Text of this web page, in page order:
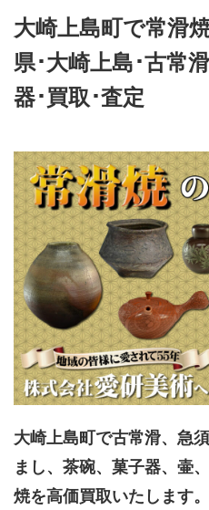
大崎上島町で常滑
県･大崎上島･古常
器･買取･査定
大崎上島町で古常滑、急
まし、茶碗、菓子器、壷
焼を高価買取いたします。